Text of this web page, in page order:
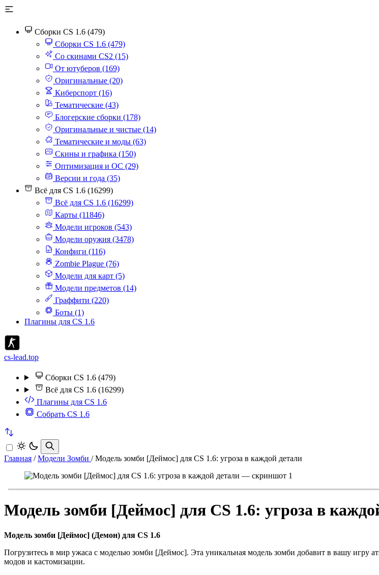
Сборки CS 1.6 (479)
Сборки CS 1.6 (479)
Со скинами CS2 (15)
От ютуберов (169)
Оригинальные (20)
Киберспорт (16)
Тематические (43)
Блогерские сборки (178)
Оригинальные и чистые (14)
Тематические и моды (63)
Скины и графика (150)
Оптимизация и ОС (29)
Версии и года (35)
Всё для CS 1.6 (16299)
Всё для CS 1.6 (16299)
Карты (11846)
Модели игроков (543)
Модели оружия (3478)
Конфиги (116)
Zombie Plague (76)
Модели для карт (5)
Модели предметов (14)
Граффити (220)
Боты (1)
Плагины для CS 1.6
cs-lead.top
Сборки CS 1.6 (479)
Всё для CS 1.6 (16299)
Плагины для CS 1.6
Собрать CS 1.6
Главная / Модели Зомби / Модель зомби [Деймос] для CS 1.6: угроза в каждой детали
Модель зомби [Деймос] для CS 1.6: угроза в
Модель зомби [Деймос] (Демон) для CS 1.6
Погрузитесь в мир ужаса с моделью зомби [Деймос]. Эта уникальная модель зомби добавит в вашу игру
модов и кастомизации.